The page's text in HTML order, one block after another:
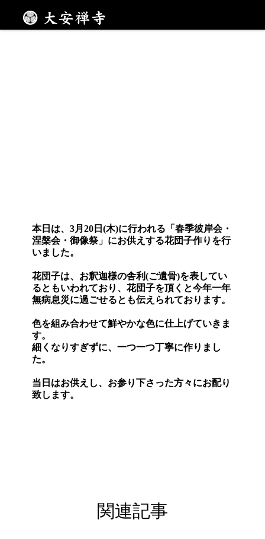
色鮮やかな花団子
本日は、3月20日(木)に行われる「春季彼岸会・
涅槃会・御像祭」にお供えする花団子作りを行
いました。
花団子は、お釈迦様の舎利(ご遺骨)を表してい
るともいわれており、花団子を頂くと今年一年
無病息災に過ごせるとも伝えられております。
色を組み合わせて鮮やかな色に仕上げていきま
す。
細くなりすぎずに、一つ一つ丁寧に作りまし
た。
当日はお供えし、お参り下さった方々にお配り
致します。
関連記事